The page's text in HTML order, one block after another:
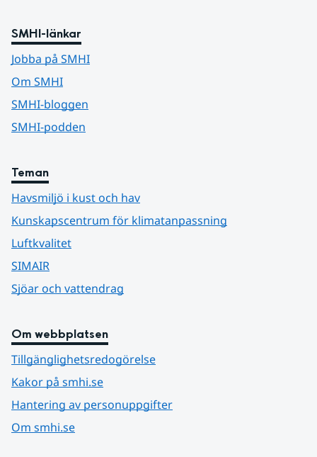
SMHI-länkar
Jobba på SMHI
Om SMHI
SMHI-bloggen
SMHI-podden
Teman
Havsmiljö i kust och hav
Kunskapscentrum för klimatanpassning
Luftkvalitet
SIMAIR
Sjöar och vattendrag
Om webbplatsen
Tillgänglighetsredogörelse
Kakor på smhi.se
Hantering av personuppgifter
Om smhi.se